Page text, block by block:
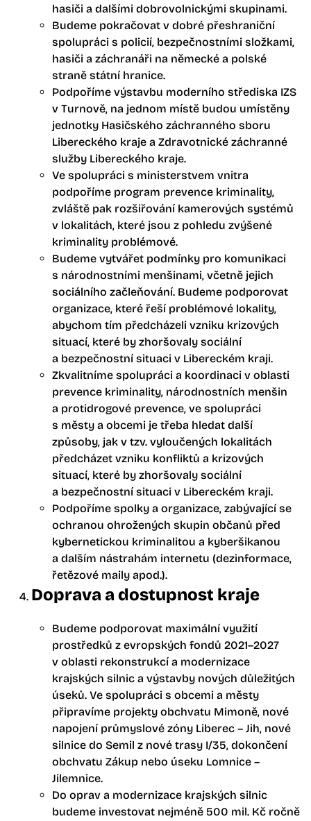
hasiči a dalšími dobrovolnickými skupinami.
Budeme pokračovat v dobré přeshraniční
spolupráci s policií, bezpečnostními složkami,
hasiči a záchranáři na německé a polské
straně státní hranice.
Podpoříme výstavbu moderního střediska IZS
v Turnově, na jednom místě budou umístěny
jednotky Hasičského záchranného sboru
Libereckého kraje a Zdravotnické záchranné
služby Libereckého kraje.
Ve spolupráci s ministerstvem vnitra
podpoříme program prevence kriminality,
zvláště pak rozšiřování kamerových systémů
v lokalitách, které jsou z pohledu zvýšené
kriminality problémové.
Budeme vytvářet podmínky pro komunikaci
s národnostními menšinami, včetně jejich
sociálního začleňování. Budeme podporovat
organizace, které řeší problémové lokality,
abychom tím předcházeli vzniku krizových
situací, které by zhoršovaly sociální
a bezpečnostní situaci v Libereckém kraji.
Zkvalitníme spolupráci a koordinaci v oblasti
prevence kriminality, národnostních menšin
a protidrogové prevence, ve spolupráci
s městy a obcemi je třeba hledat další
způsoby, jak v tzv. vyloučených lokalitách
předcházet vzniku konfliktů a krizových
situací, které by zhoršovaly sociální
a bezpečnostní situaci v Libereckém kraji.
Podpoříme spolky a organizace, zabývající se
ochranou ohrožených skupin občanů před
kybernetickou kriminalitou a kyberšikanou
a dalším nástrahám internetu (dezinformace,
řetězové maily apod.).
Doprava a dostupnost kraje
Budeme podporovat maximální využití
prostředků z evropských fondů 2021–2027
v oblasti rekonstrukcí a modernizace
krajských silnic a výstavby nových důležitých
úseků. Ve spolupráci s obcemi a městy
připravíme projekty obchvatu Mimoně, nové
napojení průmyslové zóny Liberec – Jih, nové
silnice do Semil z nové trasy I/35, dokončení
obchvatu Zákup nebo úseku Lomnice –
Jilemnice.
Do oprav a modernizace krajských silnic
budeme investovat nejméně 500 mil. Kč ročně